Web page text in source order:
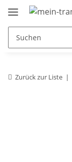
Zurück zur Liste